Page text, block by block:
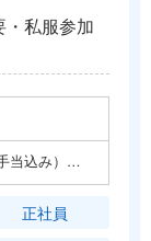
私服参加
当込み）…
正社員